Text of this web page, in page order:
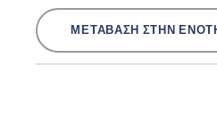
ΜΕΤΆΒΑΣΗ ΣΤΗΝ